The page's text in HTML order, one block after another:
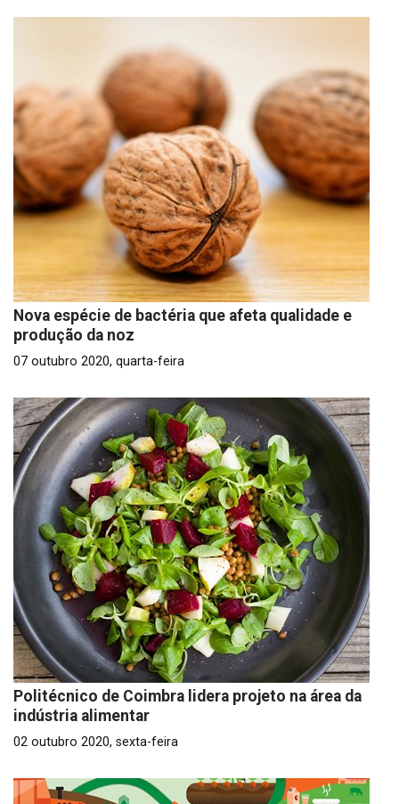
Nova espécie de bactéria que afeta qualidade e
produção da noz
07 outubro 2020, quarta-feira
Politécnico de Coimbra lidera projeto na área da
indústria alimentar
02 outubro 2020, sexta-feira